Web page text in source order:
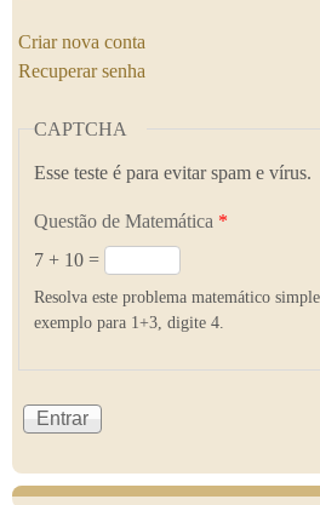
Criar nova conta
Recuperar senha
CAPTCHA
Esse teste é para evitar spam e vírus.
Questão de Matemática *
7 + 10 =
Resolva este problema matemático
exemplo para 1+3, digite 4.